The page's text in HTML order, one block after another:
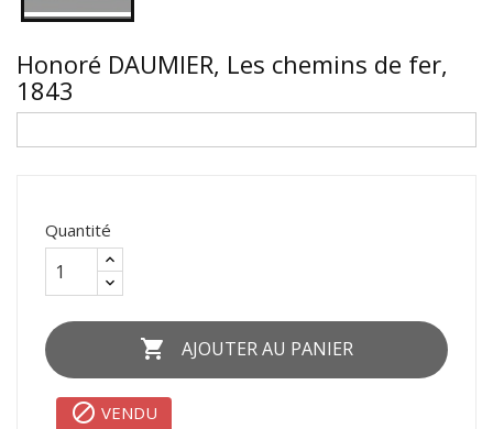
Honoré DAUMIER, Les chemins de fer,
1843
Quantité
 AJOUTER AU PANIER
 VENDU